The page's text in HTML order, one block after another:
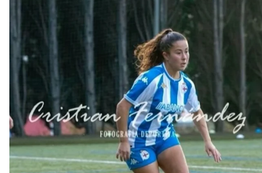
Luis García Plaza: No sufrir ya es un paso adelante
El Sevilla FC plantea ampliar hasta cinco fichajes
más antes del cierre
Djibril Sow pone rumbo a Italia para firmar su nuevo
contrato con el Genoa
Kochorashvili, seria opción para reforzar el centro
del campo sevillista
Sow muy cerca de cerrar su traspaso al Genoa